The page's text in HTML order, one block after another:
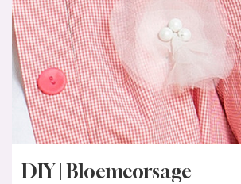
DIY | Bloemcorsage